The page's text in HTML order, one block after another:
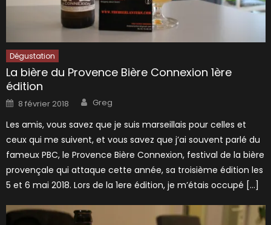
Dégustation
La bière du Provence Bière Connexion 1ère
édition
Posted
on
8 février 2018 Author
Greg
Les amis, vous savez que je suis marseillais pour celles et
ceux qui me suivent, et vous savez que j’ai souvent parlé du
fameux PBC, le Provence Bière Connexion, festival de la bière
provençale qui attaque cette année, sa troisième édition les
5 et 6 mai 2018. Lors de la 1ere édition, je m’étais occupé […]